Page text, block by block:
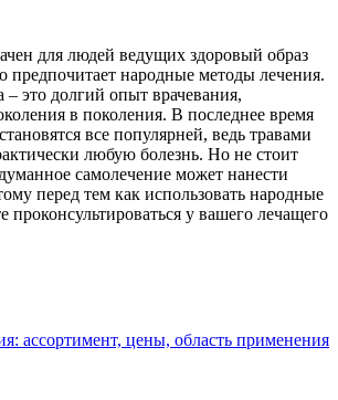
для людей ведущих здоровый образ
предпочитает народные методы лечения.
это долгий опыт врачевания,
в поколения. В последнее время
все популярней, ведь травами
любую болезнь. Но не стоит
самолечение может нанести
перед тем как использовать народные
проконсультироваться у вашего лечащего
ассортимент, цены, область применения